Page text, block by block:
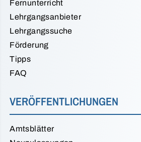
Fernunterricht
Lehrgangsanbieter
Lehrgangssuche
Förderung
Tipps
FAQ
VERÖFFENTLICHUNGEN
Amtsblätter